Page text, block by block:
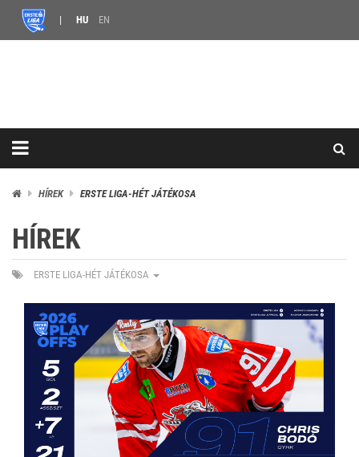
HU EN
HÍREK ERSTE LIGA-HÉT JÁTÉKOSA
HÍREK
ERSTE LIGA-HÉT JÁTÉKOSA